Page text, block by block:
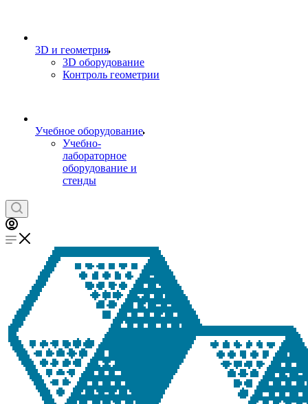
3D и геометрия
3D оборудование
Контроль геометрии
Учебное оборудование
Учебно-
лабораторное
оборудование и
стенды